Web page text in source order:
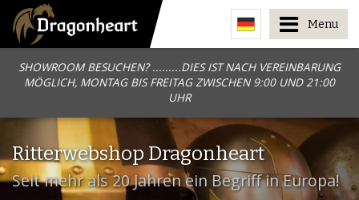
SHOWROOM BESUCHEN? .........DIES IST NACH VEREINBARUNG
MÖGLICH, MONTAG BIS FREITAG ZWISCHEN 9:00 UND 21:00
UHR
Menu
Ritterwebshop Dragonheart
Seit mehr als 20 Jahren ein Begriff in Europa!